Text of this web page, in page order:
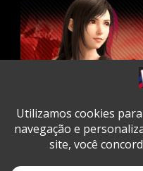
Twitter